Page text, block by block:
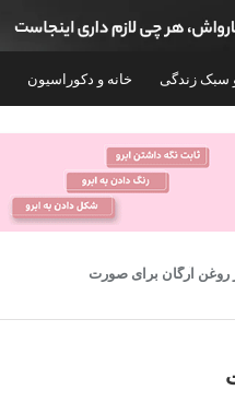
سبک زندگی خانه و دکوراسیون
روغن آرگان برای صورت